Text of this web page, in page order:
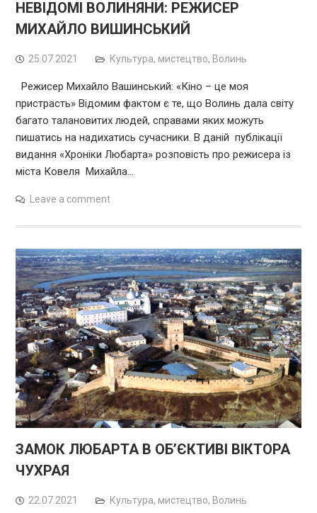
НЕВІДОМІ ВОЛИНЯНИ: РЕЖИСЕР
МИХАЙЛО ВИШИНСЬКИЙ
25.07.2021 Культура, мистецтво, Волинь
Режисер Михайло Вашинський: «Кіно – це моя
пристрасть» Відомим фактом є те, що Волинь дала світу
багато талановитих людей, справами яких можуть
пишатись на надихатись сучасники. В даній публікації
видання «Хроніки Любарта» розповість про режисера із
міста Ковеля Михайла…
Leave a comment
ЗАМОК ЛЮБАРТА В ОБ’ЄКТИВІ ВІКТОРА
ЧУХРАЯ
22.07.2021 Культура, мистецтво, Волинь